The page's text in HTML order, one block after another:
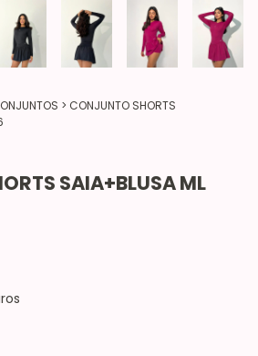
> CONJUNTO SHORTS
SAIA+BLUSA ML